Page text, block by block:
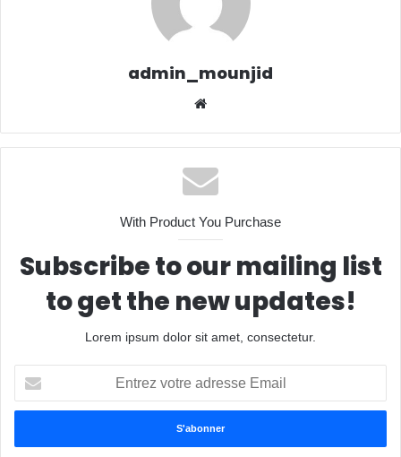
admin_mounjid
e
With Product You Purchase
Subscribe to our mailing list
to get the new updates!
Lorem ipsum dolor sit amet, consectetur.
t
e